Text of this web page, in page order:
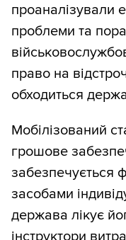
проаналізували
проблеми та
право на
обходиться
Мобілізований
грошове
забезпечується
засобами
держава лікує